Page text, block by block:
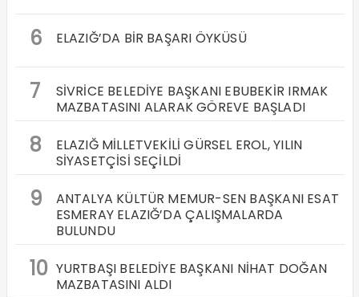
6
ELAZIĞ’DA BİR BAŞARI ÖYKÜSÜ
7
SİVRİCE BELEDİYE BAŞKANI EBUBEKİR IRMAK
MAZBATASINI ALARAK GÖREVE BAŞLADI
8
ELAZIĞ MİLLETVEKİLİ GÜRSEL EROL, YILIN
SİYASETÇİSİ SEÇİLDİ
9
ANTALYA KÜLTÜR MEMUR-SEN BAŞKANI ESAT
ESMERAY ELAZIĞ’DA ÇALIŞMALARDA
BULUNDU
10 YURTBAŞI BELEDİYE BAŞKANI NİHAT DOĞAN
MAZBATASINI ALDI